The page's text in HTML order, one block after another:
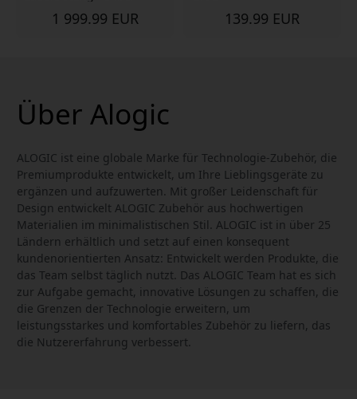
1 999.99 EUR 139.99 EUR
Über Alogic
ALOGIC ist eine globale Marke für Technologie-Zubehör, die
Premiumprodukte entwickelt, um Ihre Lieblingsgeräte zu
ergänzen und aufzuwerten. Mit großer Leidenschaft für
Design entwickelt ALOGIC Zubehör aus hochwertigen
Materialien im minimalistischen Stil. ALOGIC ist in über 25
Ländern erhältlich und setzt auf einen konsequent
kundenorientierten Ansatz: Entwickelt werden Produkte, die
das Team selbst täglich nutzt. Das ALOGIC Team hat es sich
zur Aufgabe gemacht, innovative Lösungen zu schaffen, die
die Grenzen der Technologie erweitern, um
leistungsstarkes und komfortables Zubehör zu liefern, das
die Nutzererfahrung verbessert.